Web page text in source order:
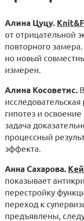
Алина Цуцу.
от отрицательной
повторного замера.
но новый
измерен.
Алина Косоветис. В
гипотез и
задача
процессный
эффекта.
Анна Сахарова.
показывает
перестройку
переход к
предъявлены,